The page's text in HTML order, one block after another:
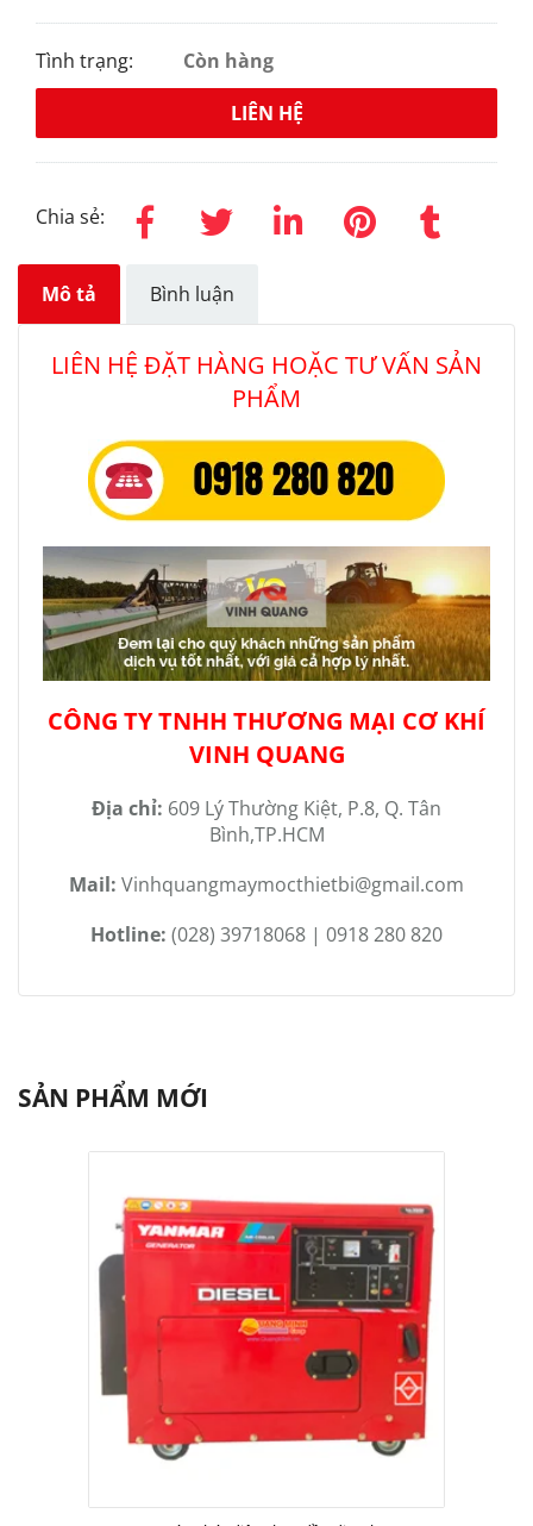
Tình trạng:
Còn hàng
LIÊN HỆ
Chia sẻ:
Mô tả Bình luận
LIÊN HỆ ĐẶT HÀNG HOẶC TƯ VẤN SẢN
PHẨM
CÔNG TY TNHH THƯƠNG MẠI CƠ KHÍ
VINH QUANG
Địa chỉ: 609 Lý Thường Kiệt, P.8, Q. Tân
Bình,TP.HCM
Mail: Vinhquangmaymocthietbi@gmail.com
Hotline: (028) 39718068 | 0918 280 820
SẢN PHẨM MỚI